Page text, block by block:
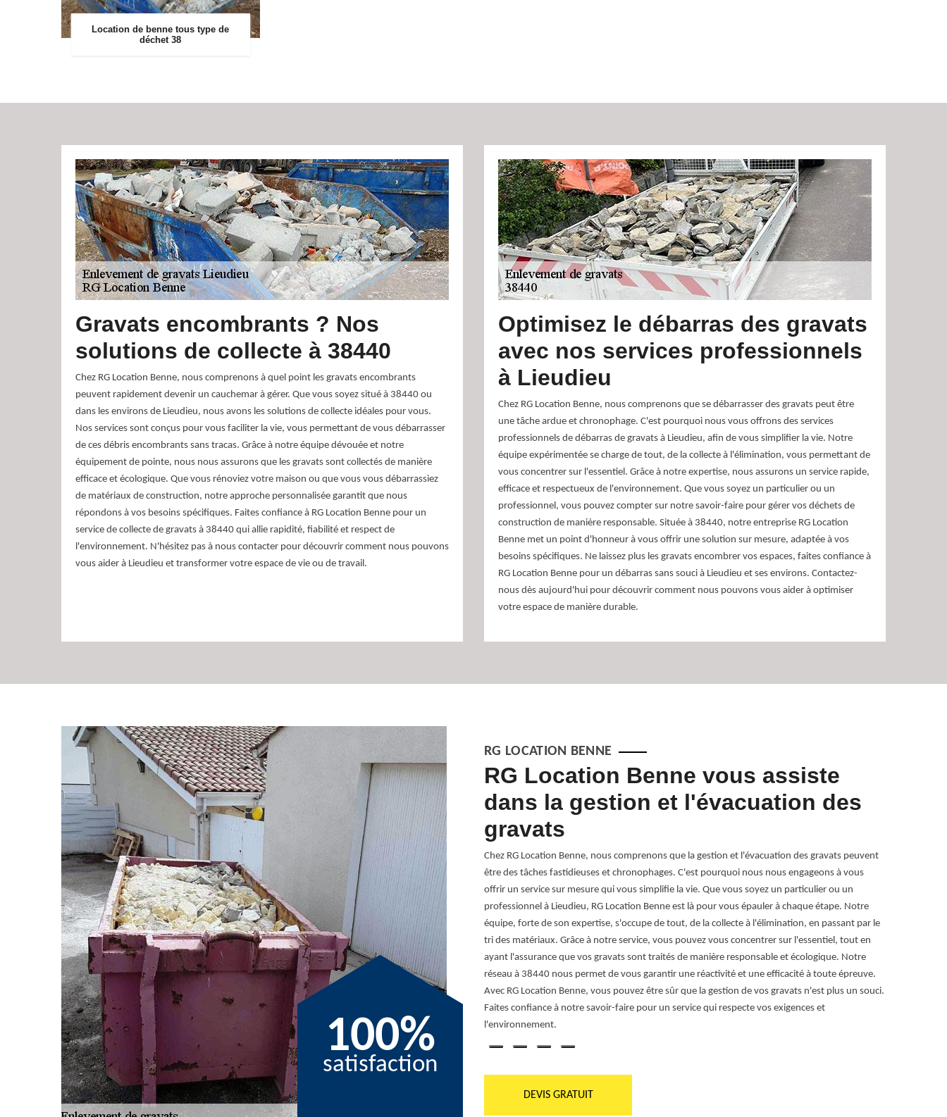
Location de benne tous type de
déchet 38
Gravats encombrants ? Nos
solutions de collecte à 38440
Chez RG Location Benne, nous comprenons à quel point les gravats encombrants
peuvent rapidement devenir un cauchemar à gérer. Que vous soyez situé à 38440 ou
dans les environs de Lieudieu, nous avons les solutions de collecte idéales pour vous.
Nos services sont conçus pour vous faciliter la vie, vous permettant de vous débarrasser
de ces débris encombrants sans tracas. Grâce à notre équipe dévouée et notre
équipement de pointe, nous nous assurons que les gravats sont collectés de manière
efficace et écologique. Que vous rénoviez votre maison ou que vous vous débarrassiez
de matériaux de construction, notre approche personnalisée garantit que nous
répondons à vos besoins spécifiques. Faites confiance à RG Location Benne pour un
service de collecte de gravats à 38440 qui allie rapidité, fiabilité et respect de
l'environnement. N'hésitez pas à nous contacter pour découvrir comment nous pouvons
vous aider à Lieudieu et transformer votre espace de vie ou de travail.
Optimisez le débarras des gravats
avec nos services professionnels
à Lieudieu
Chez RG Location Benne, nous comprenons que se débarrasser des gravats peut être
une tâche ardue et chronophage. C'est pourquoi nous vous offrons des services
professionnels de débarras de gravats à Lieudieu, afin de vous simplifier la vie. Notre
équipe expérimentée se charge de tout, de la collecte à l'élimination, vous permettant de
vous concentrer sur l'essentiel. Grâce à notre expertise, nous assurons un service rapide,
efficace et respectueux de l'environnement. Que vous soyez un particulier ou un
professionnel, vous pouvez compter sur notre savoir-faire pour gérer vos déchets de
construction de manière responsable. Située à 38440, notre entreprise RG Location
Benne met un point d'honneur à vous offrir une solution sur mesure, adaptée à vos
besoins spécifiques. Ne laissez plus les gravats encombrer vos espaces, faites confiance à
RG Location Benne pour un débarras sans souci à Lieudieu et ses environs. Contactez-
nous dès aujourd'hui pour découvrir comment nous pouvons vous aider à optimiser
votre espace de manière durable.
100%
satisfaction
RG LOCATION BENNE
RG Location Benne : votre solution
pour le transport et la gestion des
gravats
Chez RG Location Benne, nous comprenons que la gestion des gravats peut être un véritable
casse-tête, surtout dans des villes comme Lieudieu, où le rythme effréné des chantiers ne laisse
pas de place à l’improvisation. C'est pourquoi nous nous engageons à être votre partenaire de
confiance pour le transport et la gestion des gravats. Notre équipe, implantée au cœur de
Lieudieu, dans le secteur 38440, met à votre disposition des solutions personnalisées, alliant
efficacité et respect des normes environnementales. Avec RG Location Benne, vous n'avez plus
à vous soucier des tracas logistiques : nous nous occupons de tout, de la collecte à l’élimination,
en passant par le recyclage. Notre flotte de véhicules modernes et notre personnel qualifié vous
garantissent un service rapide et sécurisé. Faites confiance à RG Location Benne pour
transformer votre gestion des gravats en une expérience sans stress et pleinement
satisfaisante. Votre tranquillité d'esprit est notre priorité.
RG Location Benne vous assiste
dans la gestion et l'évacuation des
gravats
Chez RG Location Benne, nous comprenons que la gestion et l'évacuation des gravats peuvent
être des tâches fastidieuses et chronophages. C'est pourquoi nous nous engageons à vous
offrir un service sur mesure qui vous simplifie la vie. Que vous soyez un particulier ou un
professionnel à Lieudieu, RG Location Benne est là pour vous épauler à chaque étape. Notre
équipe, forte de son expertise, s'occupe de tout, de la collecte à l'élimination, en passant par le
tri des matériaux. Grâce à notre service, vous pouvez vous concentrer sur l'essentiel, tout en
ayant l'assurance que vos gravats sont traités de manière responsable et écologique. Notre
réseau à 38440 nous permet de vous garantir une réactivité et une efficacité à toute épreuve.
Avec RG Location Benne, vous pouvez être sûr que la gestion de vos gravats n'est plus un souci.
Faites confiance à notre savoir-faire pour un service qui respecte vos exigences et
l'environnement.
DEVIS GRATUIT